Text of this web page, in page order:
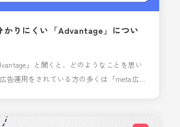
かりにくい「Advantage」につい
」と聞くと、どのようなことを思い
告運用をされている方の多くは「meta広告
い方も多いのではないでしょうか。 今回